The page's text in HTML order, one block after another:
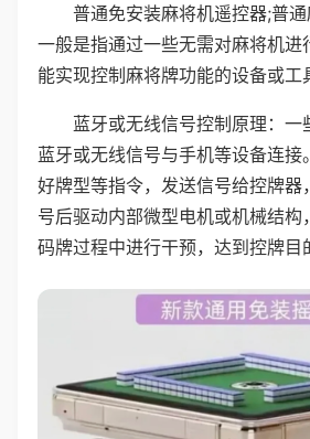
普通免安装麻将机遥控器;普
一般是指通过一些无需对麻将机进
能实现控制麻将牌功能的设备或工
蓝牙或无线信号控制原理：一
蓝牙或无线信号与手机等设备连接
好牌型等指令，发送信号给控牌器
号后驱动内部微型电机或机械结构
码牌过程中进行干预，达到控牌目